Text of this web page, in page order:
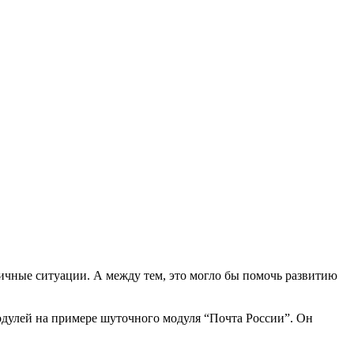
ситуации. А между тем, это могло бы помочь развитию
на примере шуточного модуля “Почта России”. Он